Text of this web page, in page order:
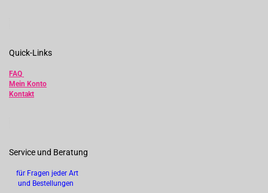
Quick-Links
FAQ
Mein Konto
Kontakt
Service und Beratung
für Fragen jeder Art
und Bestellungen